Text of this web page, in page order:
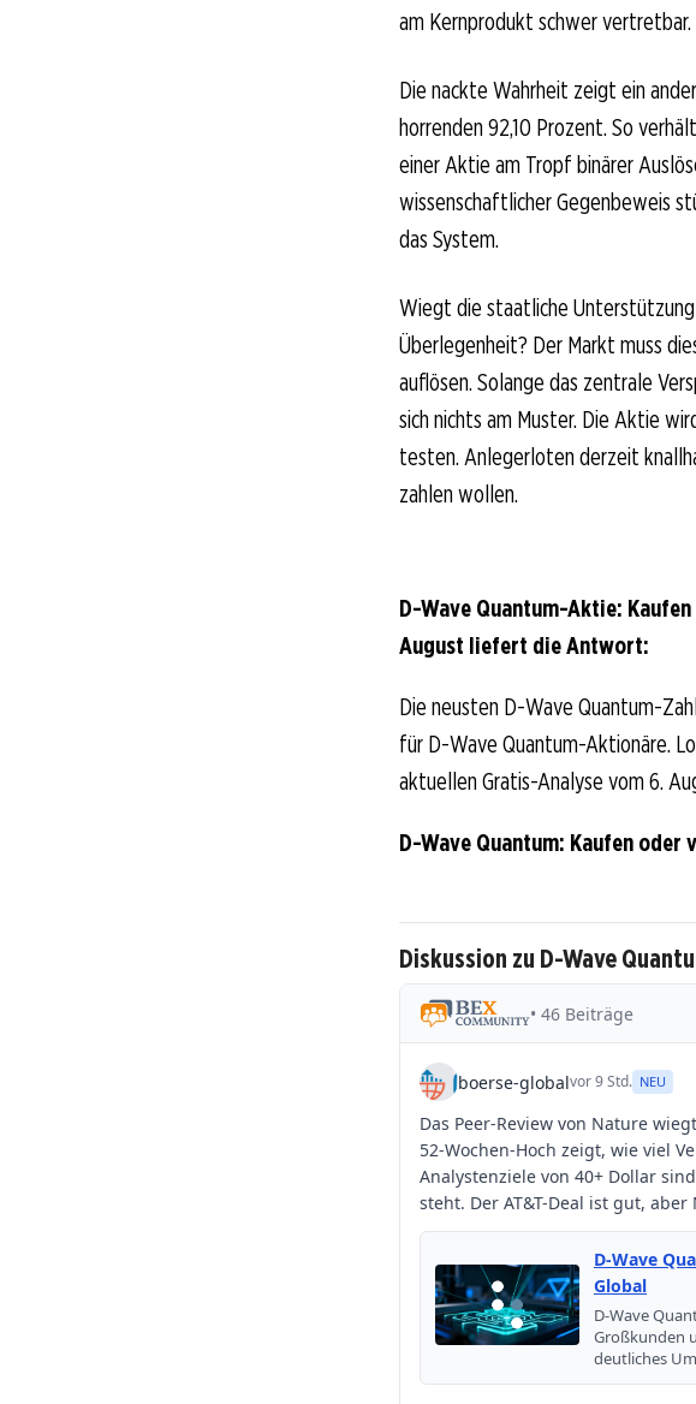
am Kernprodukt schwer vertretbar.
Die nackte Wahrheit zeigt ein
horrenden 92,10 Prozent. So
einer Aktie am Tropf binärer
wissenschaftlicher Gegenbeweis
das System.
Wiegt die staatliche
Überlegenheit? Der Markt muss
auflösen. Solange das zentrale
sich nichts am Muster. Die Aktie
testen. Anlegerloten derzeit
zahlen wollen.
D-Wave Quantum-Aktie:
August liefert die Antwort:
Die neusten D-Wave Quantum-
für D-Wave Quantum-Aktionäre.
aktuellen Gratis-Analyse vom 6.
D-Wave Quantum: Kaufen oder
Diskussion zu D-Wave